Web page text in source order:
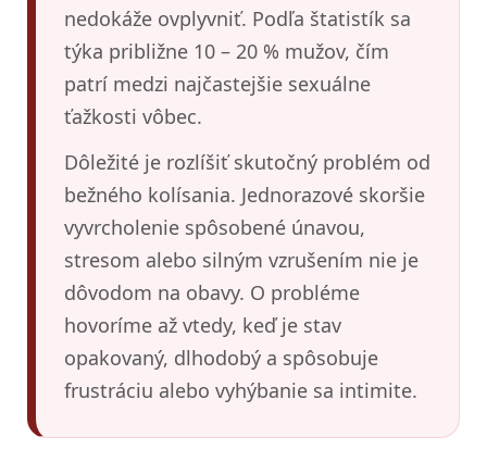
nedokáže ovplyvniť. Podľa štatistík sa
týka približne 10 – 20 % mužov, čím
patrí medzi najčastejšie sexuálne
ťažkosti vôbec.
Dôležité je rozlíšiť skutočný problém od
bežného kolísania. Jednorazové skoršie
vyvrcholenie spôsobené únavou,
stresom alebo silným vzrušením nie je
dôvodom na obavy. O probléme
hovoríme až vtedy, keď je stav
opakovaný, dlhodobý a spôsobuje
frustráciu alebo vyhýbanie sa intimite.